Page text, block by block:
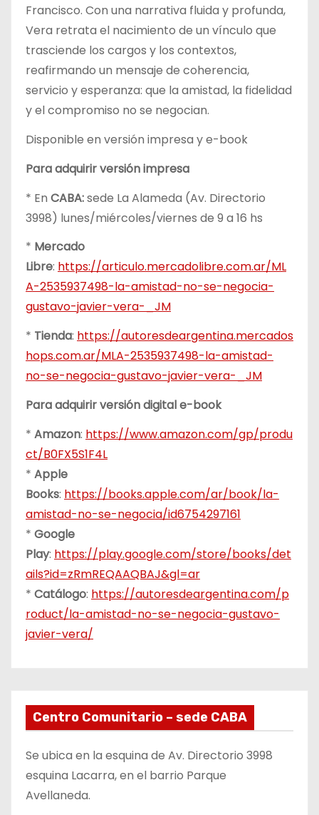
Francisco. Con una narrativa fluida y profunda,
Vera retrata el nacimiento de un vínculo que
trasciende los cargos y los contextos,
reafirmando un mensaje de coherencia,
servicio y esperanza: que la amistad, la fidelidad
y el compromiso no se negocian.
Disponible en versión impresa y e-book
Para adquirir versión impresa
* En CABA:sede La Alameda (Av. Directorio
3998) lunes/miércoles/viernes de 9 a 16 hs
* Mercado
Libre: https://articulo.mercadolibre.com.ar/ML
A-2535937498-la-amistad-no-se-negocia-
gustavo-javier-vera-_JM
* Tienda: https://autoresdeargentina.mercados
hops.com.ar/MLA-2535937498-la-amistad-
no-se-negocia-gustavo-javier-vera-_JM
Para adquirir versión digital e-book
* Amazon: https://www.amazon.com/gp/produ
ct/B0FX5S1F4L
* Apple
Books: https://books.apple.com/ar/book/la-
amistad-no-se-negocia/id6754297161
* Google
Play: https://play.google.com/store/books/det
ails?id=zRmREQAAQBAJ&gl=ar
* Catálogo: https://autoresdeargentina.com/p
roduct/la-amistad-no-se-negocia-gustavo-
javier-vera/
Centro Comunitario – sede CABA
Se ubica en la esquina de Av. Directorio 3998
esquina Lacarra, en el barrio Parque
Avellaneda.